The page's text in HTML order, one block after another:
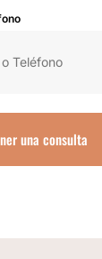
una consulta